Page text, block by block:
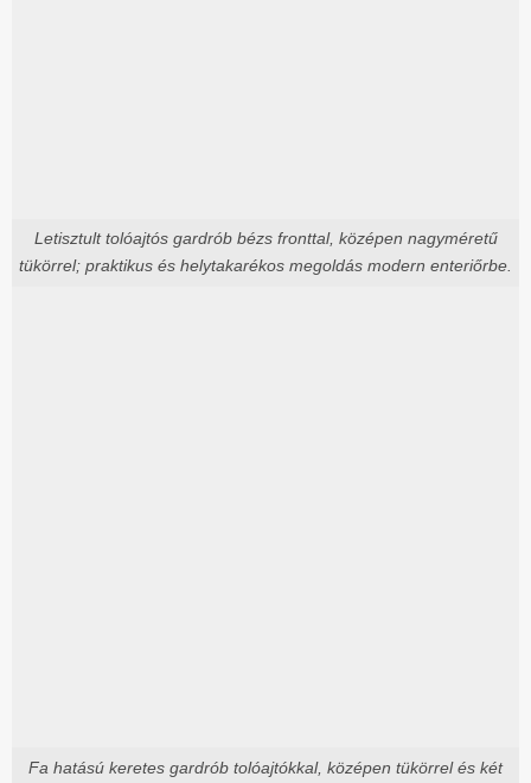
Letisztult tolóajtós gardrób bézs fronttal, középen nagyméretű
tükörrel; praktikus és helytakarékos megoldás modern enteriőrbe.
Fa hatású keretes gardrób tolóajtókkal, középen tükörrel és két